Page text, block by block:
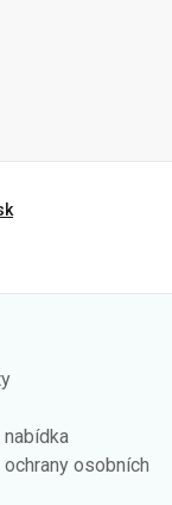
nabídka
osobních